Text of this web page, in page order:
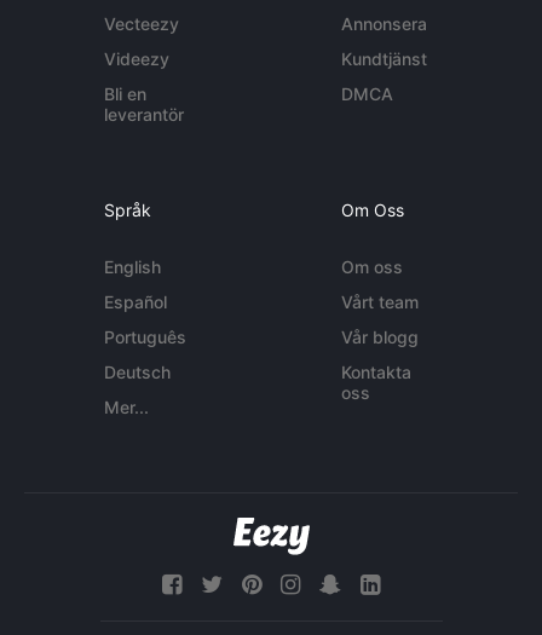
Vecteezy
Videezy
Bli en
leverantör
Annonsera
Kundtjänst
DMCA
Språk
English
Español
Português
Deutsch
Mer...
Om Oss
Om oss
Vårt team
Vår blogg
Kontakta
oss